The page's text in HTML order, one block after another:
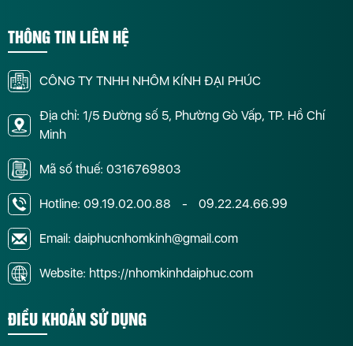
THÔNG TIN LIÊN HỆ
CÔNG TY TNHH NHÔM KÍNH ĐẠI PHÚC
Địa chỉ: 1/5 Đường số 5, Phường Gò Vấp, TP. Hồ Chí
Minh
Mã số thuế: 0316769803
Hotline: 09.19.02.00.88 - 09.22.24.66.99
Email: daiphucnhomkinh@gmail.com
Website: https://nhomkinhdaiphuc.com
ĐIỀU KHOẢN SỬ DỤNG